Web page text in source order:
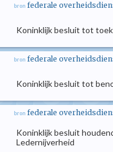
bron federale
Koninklijk besluit tot
bron federale
Koninklijk besluit tot
bron federale
Koninklijk besluit
Ledernijverheid